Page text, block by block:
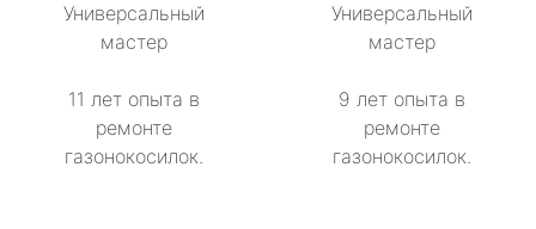
Универсальный
мастер
11 лет опыта в
ремонте
газонокосилок.
Универсальный
мастер
9 лет опыта в
ремонте
газонокосилок.